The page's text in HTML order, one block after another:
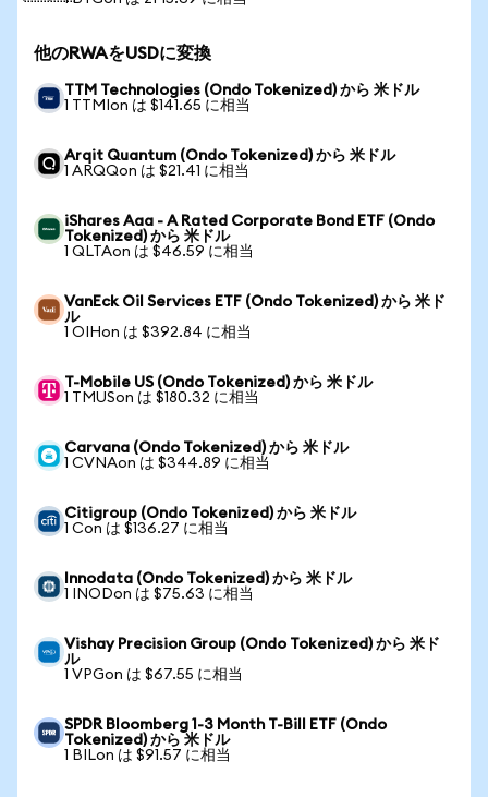
他のRWAをUSDに変換
TTM Technologies (Ondo Tokenized) から 米ドル
1 TTMIon は $141.65 に相当
Arqit Quantum (Ondo Tokenized) から 米ドル
1 ARQQon は $21.41 に相当
iShares Aaa - A Rated Corporate Bond ETF (Ondo
Tokenized) から 米ドル
1 QLTAon は $46.59 に相当
VanEck Oil Services ETF (Ondo Tokenized) から 米ド
ル
1 OIHon は $392.84 に相当
T-Mobile US (Ondo Tokenized) から 米ドル
1 TMUSon は $180.32 に相当
Carvana (Ondo Tokenized) から 米ドル
1 CVNAon は $344.89 に相当
Citigroup (Ondo Tokenized) から 米ドル
1 Con は $136.27 に相当
Innodata (Ondo Tokenized) から 米ドル
1 INODon は $75.63 に相当
Vishay Precision Group (Ondo Tokenized) から 米ド
ル
1 VPGon は $67.55 に相当
SPDR Bloomberg 1-3 Month T-Bill ETF (Ondo
Tokenized) から 米ドル
1 BILon は $91.57 に相当